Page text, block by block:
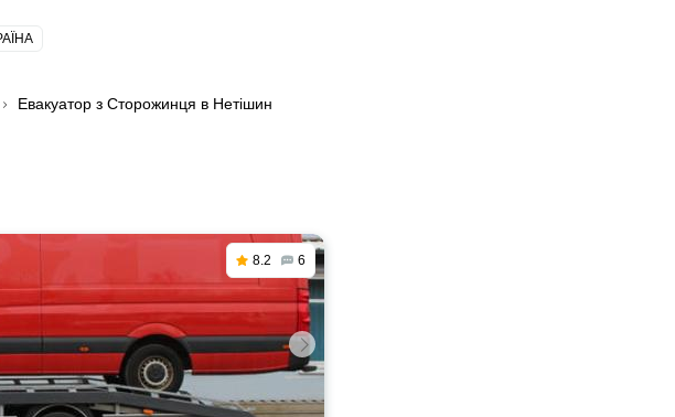
Евакуатор з Сторожинця в Нетішин
8.2 6